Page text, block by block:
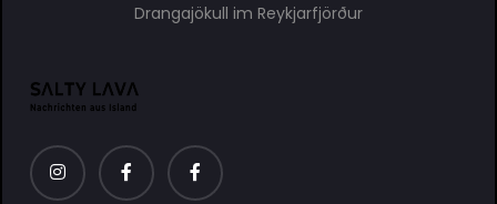
Drangajökull im Reykjarfjörður